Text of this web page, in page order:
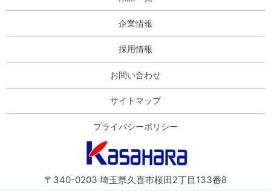
企業情報
採用情報
お問い合わせ
サイトマップ
プライバシーポリシー
〒340-0203 埼玉県久喜市桜田2丁目133番8